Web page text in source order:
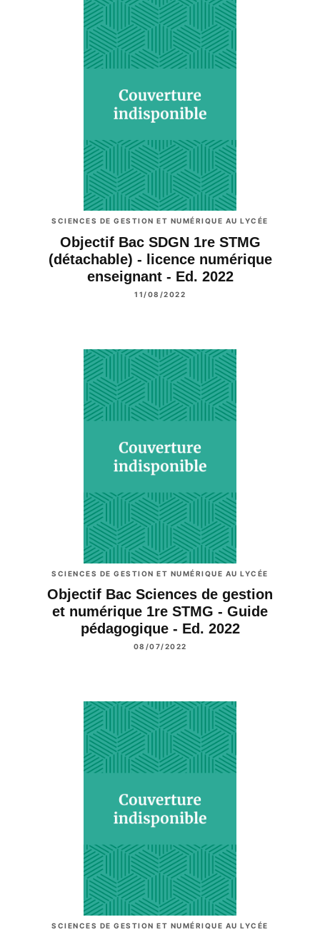
SCIENCES DE GESTION ET NUMÉRIQUE AU LYCÉE
Objectif Bac SDGN 1re STMG
(détachable) - licence numérique
enseignant - Ed. 2022
11/08/2022
SCIENCES DE GESTION ET NUMÉRIQUE AU LYCÉE
Objectif Bac Sciences de gestion
et numérique 1re STMG - Guide
pédagogique - Ed. 2022
08/07/2022
SCIENCES DE GESTION ET NUMÉRIQUE AU LYCÉE